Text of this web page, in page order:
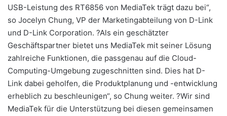
USB-Leistung des RT6856 von MediaTek trägt dazu bei“,
so Jocelyn Chung, VP der Marketingabteilung von D-Link
und D-Link Corporation. ?Als ein geschätzter
Geschäftspartner bietet uns MediaTek mit seiner Lösung
zahlreiche Funktionen, die passgenau auf die Cloud-
Computing-Umgebung zugeschnitten sind. Dies hat D-
Link dabei geholfen, die Produktplanung und -entwicklung
erheblich zu beschleunigen“, so Chung weiter. ?Wir sind
MediaTek für die Unterstützung bei diesen gemeinsamen